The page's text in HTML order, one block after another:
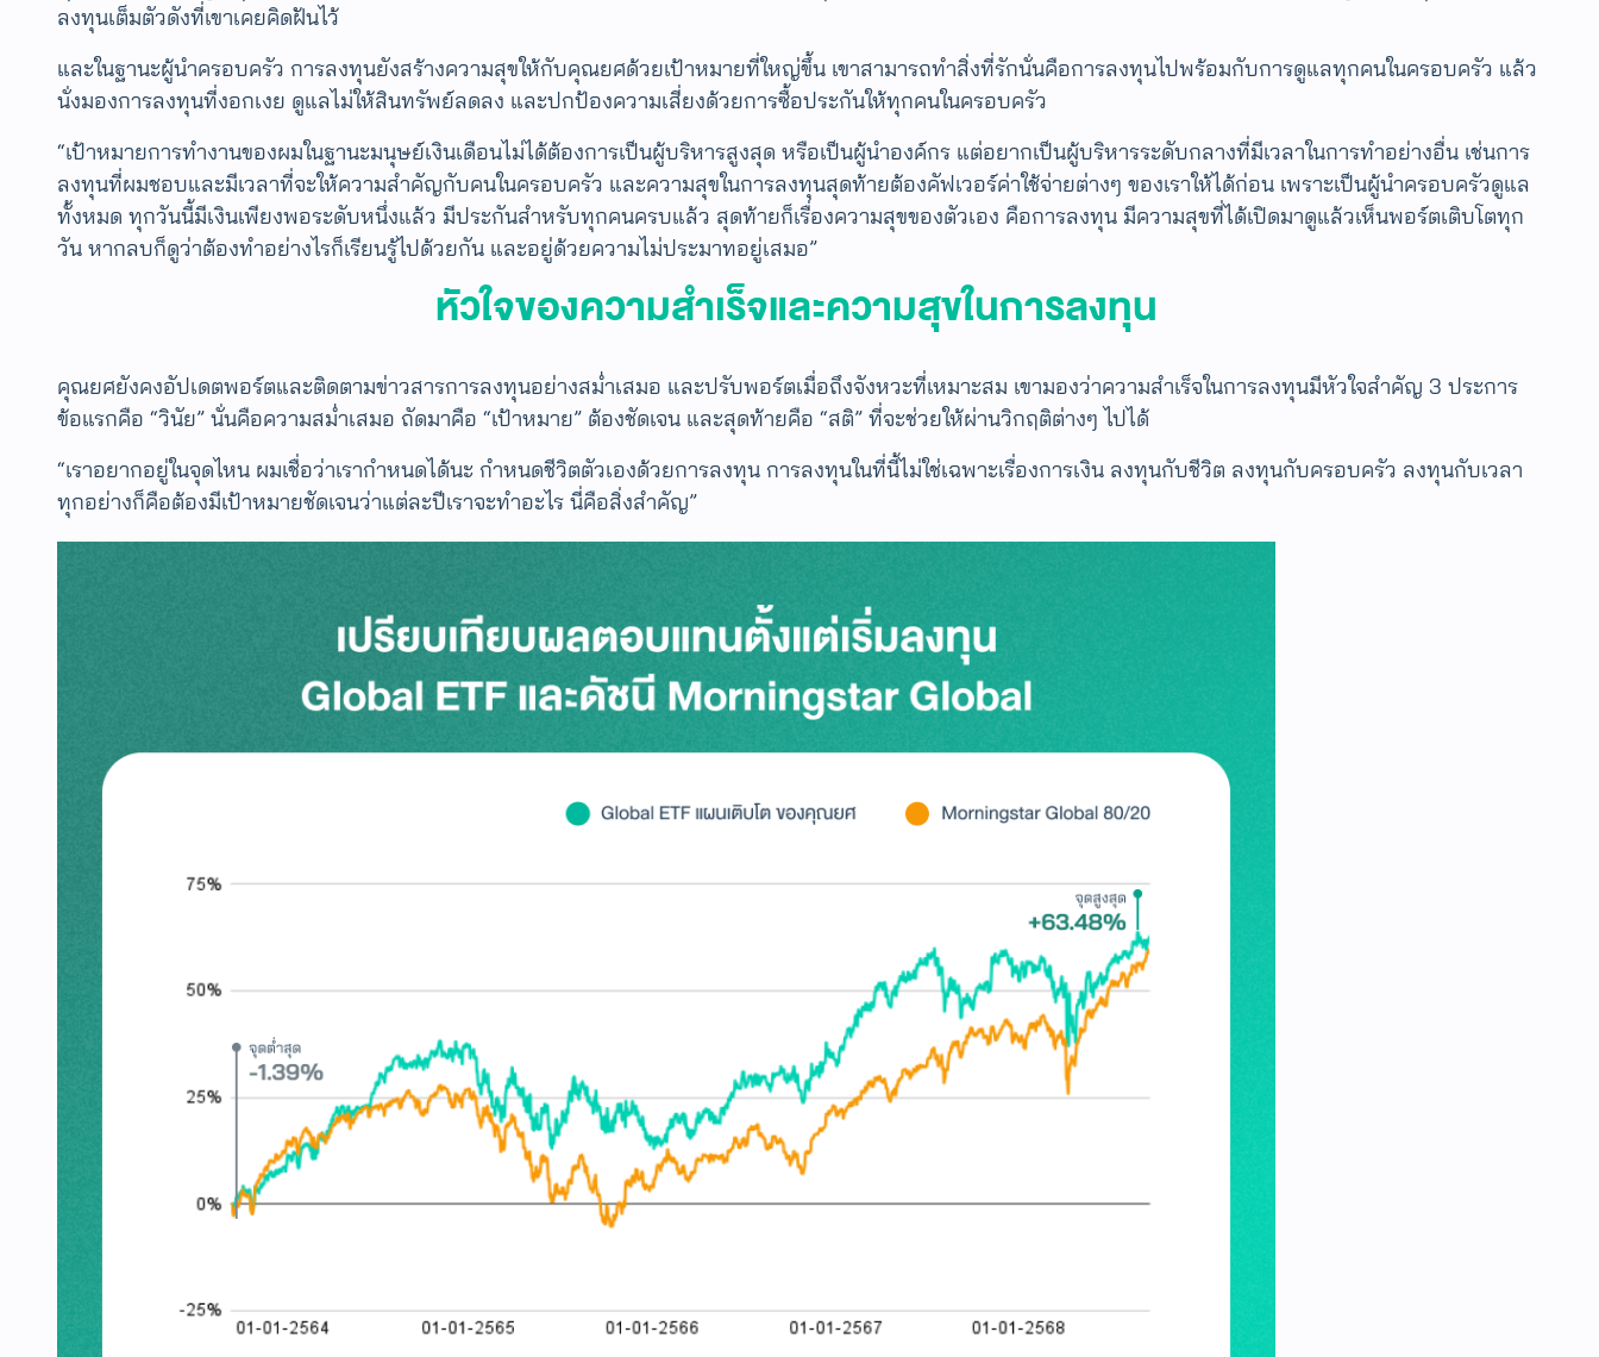
ลงทุนเต็มตัวดังที่เขาเคยคิดฝันไว้
และในฐานะผู้นำครอบครัว การลงทุนยังสร้างความสุขให้กับคุณยศด้วยเป้าหมายที่ใหญ่ขึ้น เขาสามารถทำสิ่งที่รักนั่นคือการลงทุนไปพร้อมกับการดูแลทุกคนในครอบครัว แล้ว
นั่งมองการลงทุนที่งอกเงย ดูแลไม่ให้สินทรัพย์ลดลง และปกป้องความเสี่ยงด้วยการซื้อประกันให้ทุกคนในครอบครัว
“เป้าหมายการทำงานของผมในฐานะมนุษย์เงินเดือนไม่ได้ต้องการเป็นผู้บริหารสูงสุด หรือเป็นผู้นำองค์กร แต่​อยากเป็นผู้บริหารระดับกลางที่มีเวลาในการทำอย่างอื่น เช่นการ
ลงทุนที่ผมชอบและมีเวลาที่จะให้ความสำคัญกับคนในครอบครัว​ และความสุขในการลงทุนสุดท้ายต้องคัฟเวอร์ค่าใช้จ่ายต่างๆ ของเราให้ได้ก่อน เพราะเป็นผู้นำครอบครัวดูแล
ทั้งหมด ทุกวันนี้มีเงินเพียงพอระดับหนึ่งแล้ว มีประกันสำหรับทุกคนครบแล้ว สุดท้ายก็เรื่องความสุขของตัวเอง คือการลงทุน มีความสุขที่ได้เปิดมาดูแล้วเห็นพอร์ตเติบโตทุก
วัน หากลบก็ดูว่าต้องทำอย่างไรก็เรียนรู้ไปด้วยกัน และอยู่ด้วยความไม่ประมาทอยู่เสมอ”
หัวใจของความสำเร็จและความสุขในการลงทุน
คุณยศยังคงอัปเดตพอร์ตและติดตามข่าวสารการลงทุนอย่างสม่ำเสมอ และปรับพอร์ตเมื่อถึงจังหวะที่เหมาะสม เขามองว่าความสำเร็จในการลงทุนมีหัวใจสำคัญ 3 ประการ
ข้อแรกคือ “วินัย” นั่นคือความสม่ำเสมอ ถัดมาคือ “เป้าหมาย” ต้องชัดเจน และสุดท้ายคือ “สติ” ที่จะช่วยให้ผ่านวิกฤติต่างๆ ไปได้
“เราอยากอยู่ในจุดไหน ผมเชื่อว่าเรากำหนดได้นะ กำหนดชีวิตตัวเองด้วยการลงทุน การลงทุนในที่นี้ไม่ใช่เฉพาะเรื่องการเงิน ลงทุนกับชีวิต ลงทุนกับครอบครัว ลงทุนกับเวลา
ทุกอย่างก็คือต้องมีเป้าหมายชัดเจนว่าแต่ละปีเราจะทำอะไร นี่คือสิ่งสำคัญ”